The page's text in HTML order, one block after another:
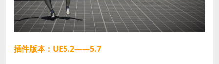
插件版本：UE5.2——5.7